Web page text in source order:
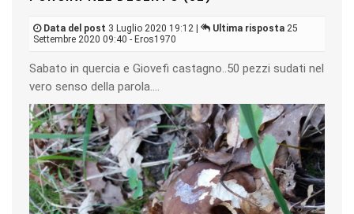
Data del post 3 Luglio 2020 19:12 | Ultima risposta 25
Settembre 2020 09:40 - Eros1970
Sabato in quercia e Giovefi castagno..50 pezzi sudati nel
vero senso della parola....